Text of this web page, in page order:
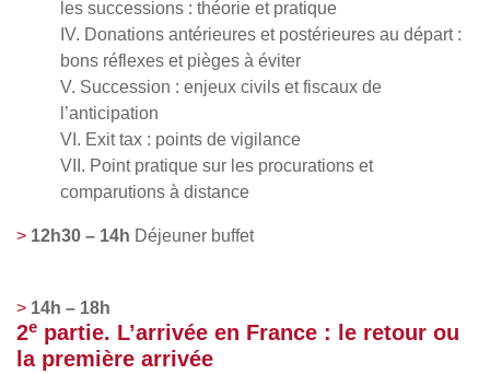
les successions : théorie et pratique
IV. Donations antérieures et postérieures au départ :
bons réflexes et pièges à éviter
V. Succession : enjeux civils et fiscaux de
l’anticipation
VI. Exit tax : points de vigilance
VII. Point pratique sur les procurations et
comparutions à distance
12h30 – 14h Déjeuner buffet
14h – 18h
2e partie. L’arrivée en France : le retour ou
la première arrivée